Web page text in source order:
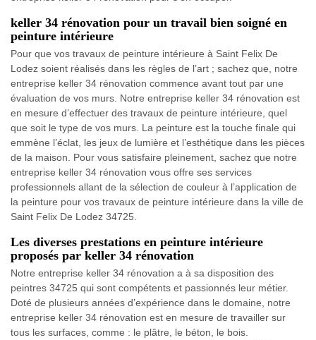
keller 34 rénovation pour un travail bien soigné en
peinture intérieure
Pour que vos travaux de peinture intérieure à Saint Felix De
Lodez soient réalisés dans les règles de l’art ; sachez que, notre
entreprise keller 34 rénovation commence avant tout par une
évaluation de vos murs. Notre entreprise keller 34 rénovation est
en mesure d’effectuer des travaux de peinture intérieure, quel
que soit le type de vos murs. La peinture est la touche finale qui
emmène l’éclat, les jeux de lumière et l’esthétique dans les pièces
de la maison. Pour vous satisfaire pleinement, sachez que notre
entreprise keller 34 rénovation vous offre ses services
professionnels allant de la sélection de couleur à l’application de
la peinture pour vos travaux de peinture intérieure dans la ville de
Saint Felix De Lodez 34725.
Les diverses prestations en peinture intérieure
proposés par keller 34 rénovation
Notre entreprise keller 34 rénovation a à sa disposition des
peintres 34725 qui sont compétents et passionnés leur métier.
Doté de plusieurs années d’expérience dans le domaine, notre
entreprise keller 34 rénovation est en mesure de travailler sur
tous les surfaces, comme : le plâtre, le béton, le bois.